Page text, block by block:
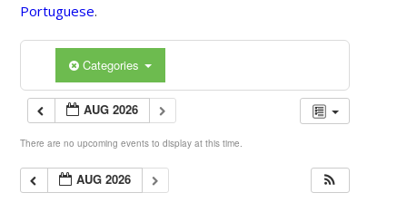
Portuguese.
Categories
AUG 2026
There are no upcoming events to display at this time.
AUG 2026